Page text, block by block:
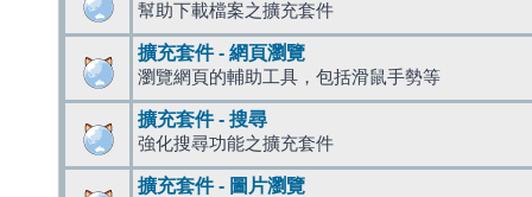
幫助下載檔案之擴充套件
擴充套件 - 網頁瀏覽
瀏覽網頁的輔助工具，包括滑鼠手勢等
擴充套件 - 搜尋
強化搜尋功能之擴充套件
擴充套件 - 圖片瀏覽